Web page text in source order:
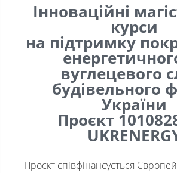
Інноваційні
курси
на підтримку
вуглецевого
будівельного
України
Проєкт
Проєкт співфінансується